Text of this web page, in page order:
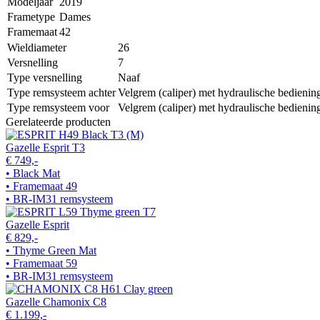
Frametype Dames
Framemaat42
Wieldiameter
26
Versnelling
7
Type versnelling
Naaf
Type remsysteem achterVelgrem (caliper) met hydraulische
Type remsysteem voor
Velgrem (caliper) met hydraulische
Gerelateerde producten
Gazelle Esprit T3
€ 749,-
• Black Mat
• Framemaat 49
• BR-IM31 remsysteem
Gazelle Esprit
€ 829,-
• Thyme Green Mat
• Framemaat 59
• BR-IM31 remsysteem
Gazelle Chamonix C8
€ 1.199,-